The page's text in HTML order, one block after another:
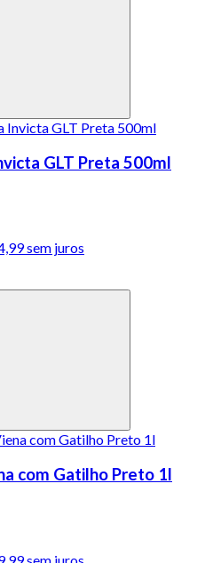
GLT Preta 500ml
sem juros
com Gatilho Preto 1l